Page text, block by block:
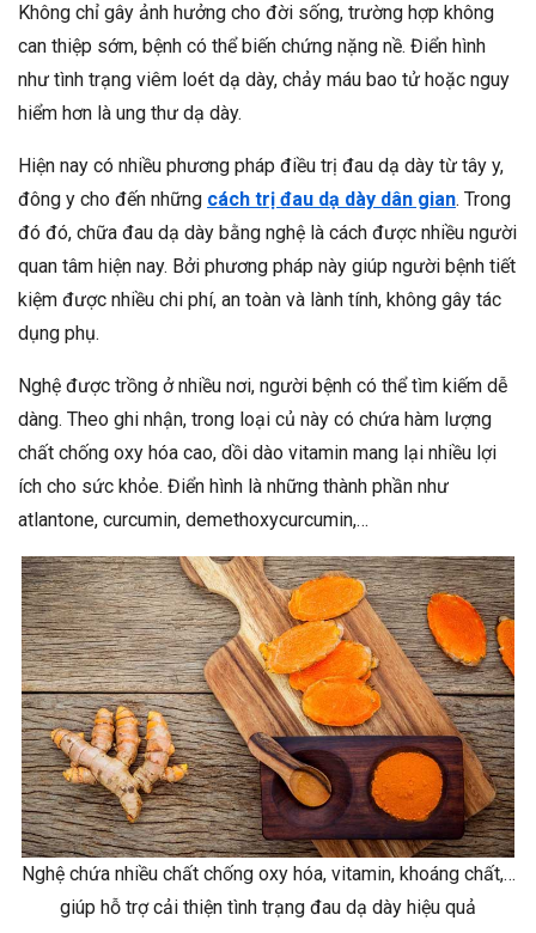
Không chỉ gây ảnh hưởng cho đời sống, trường hợp không
can thiệp sớm, bệnh có thể biến chứng nặng nề. Điển hình
như tình trạng viêm loét dạ dày, chảy máu bao tử hoặc nguy
hiểm hơn là ung thư dạ dày.
Hiện nay có nhiều phương pháp điều trị đau dạ dày từ tây y,
đông y cho đến những cách trị đau dạ dày dân gian. Trong
đó đó, chữa đau dạ dày bằng nghệ là cách được nhiều người
quan tâm hiện nay. Bởi phương pháp này giúp người bệnh tiết
kiệm được nhiều chi phí, an toàn và lành tính, không gây tác
dụng phụ.
Nghệ được trồng ở nhiều nơi, người bệnh có thể tìm kiếm dễ
dàng. Theo ghi nhận, trong loại củ này có chứa hàm lượng
chất chống oxy hóa cao, dồi dào vitamin mang lại nhiều lợi
ích cho sức khỏe. Điển hình là những thành phần như
atlantone, curcumin, demethoxycurcumin,…
Nghệ chứa nhiều chất chống oxy hóa, vitamin, khoáng chất,…
giúp hỗ trợ cải thiện tình trạng đau dạ dày hiệu quả